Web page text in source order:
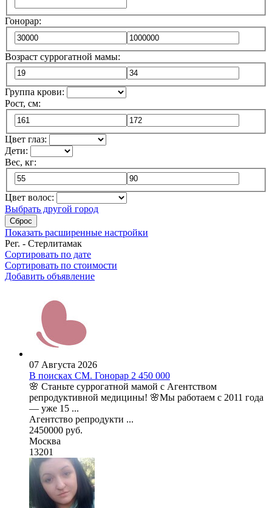
Гонорар:
Возраст суррогатной мамы:
Группа крови:
Рост, см:
Цвет глаз:
Дети:
Вес, кг:
Цвет волос:
Выбрать другой город
Сброс
Показать расширенные настройки
Рег. - Стерлитамак
Сортировать по дате
Сортировать по стоимости
Добавить объявление
07 Августа 2026
В поисках СМ. Гонорар 2 450 000
🌸 Станьте суррогатной мамой с Агентством
репродуктивной медицины! 🌸Мы работаем с 2011 года
— уже 15 ...
Агентство репродукти ...
2450000 руб.
Москва
13201